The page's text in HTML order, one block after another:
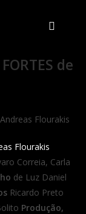
de
Flourakis
Correia, Carla
de Luz Daniel
Ricardo Preto
Produção,